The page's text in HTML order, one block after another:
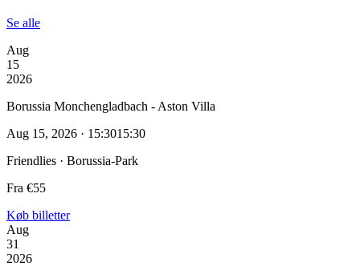
Se alle
Aug
15
2026
Borussia Monchengladbach - Aston Villa
Aug 15, 2026 · 15:3015:30
Friendlies · Borussia-Park
Fra €55
Køb billetter
Aug
31
2026